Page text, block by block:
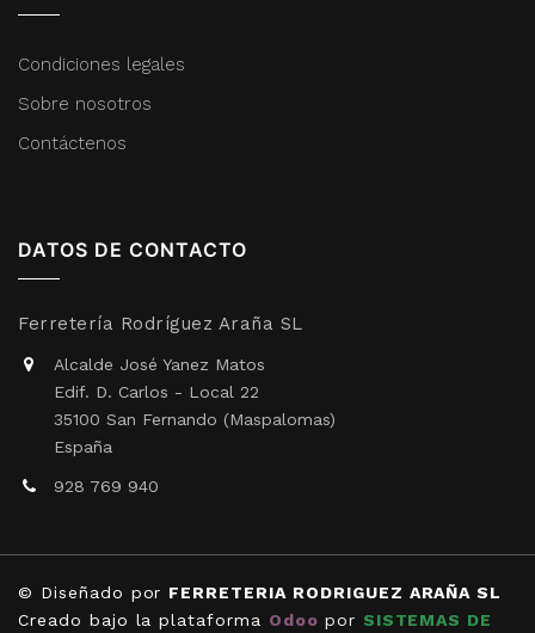
Condiciones legales
Sobre nosotros
Contáctenos
DATOS DE CONTACTO
Ferretería Rodríguez Araña SL
Alcalde José Yanez Matos
Edif. D. Carlos - Local 22
35100 San Fernando (Maspalomas)
España
928 769 940
© Diseñado por FERRETERIA RODRIGUEZ ARAÑA SL
Creado bajo la plataforma Odoo por SISTEMAS DE